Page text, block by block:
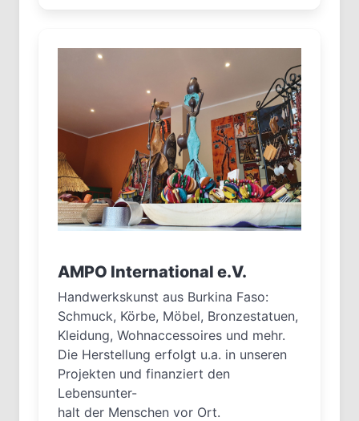
AMPO International e.V.
Handwerkskunst aus Burkina Faso:
Schmuck, Körbe, Möbel, Bronzestatuen,
Kleidung, Wohnaccessoires und mehr.
Die Herstellung erfolgt u.a. in unseren
Projekten und finanziert den
Lebensunter-
halt der Menschen vor Ort.